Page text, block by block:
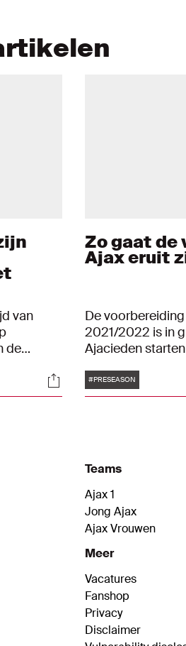
van
de
0.
vroeg
Socials
Zo gaat de
Ajax eruit
De
2021/2022 is in
Ajacieden
Toekomst is op
ieder geval de
Tags
#PRESEASON
Teams
Ajax 1
Jong Ajax
Ajax Vrouwen
Meer
Vacatures
Fanshop
Privacy
Disclaimer